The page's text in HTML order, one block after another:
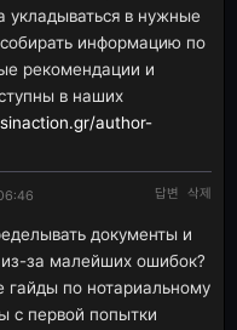
укладываться в нужные
информацию по
рекомендации и
в наших
author-
답변 삭제
документы и
из-за малейших ошибок?
по нотариальному
с первой попытки